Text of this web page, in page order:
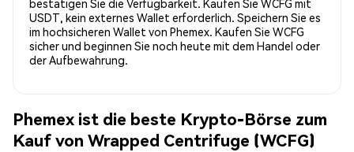
bestätigen Sie die Verfügbarkeit. Kaufen Sie WCFG mit
USDT, kein externes Wallet erforderlich. Speichern Sie es
im hochsicheren Wallet von Phemex. Kaufen Sie WCFG
sicher und beginnen Sie noch heute mit dem Handel oder
der Aufbewahrung.
Phemex ist die beste Krypto-Börse zum
Kauf von Wrapped Centrifuge (WCFG)